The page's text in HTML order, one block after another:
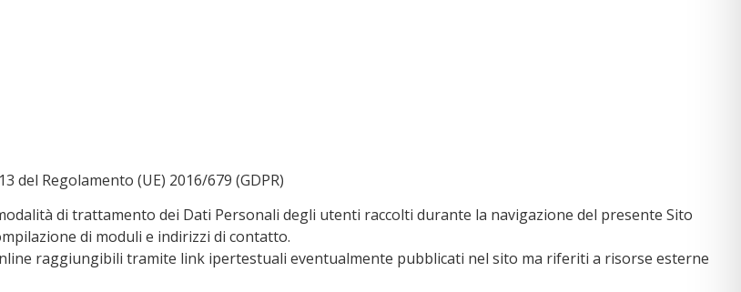
del Regolamento (UE) 2016/679 (GDPR)
di trattamento dei Dati Personali degli utenti raccolti durante la navigazione del presente Sito
di moduli e indirizzi di contatto.
raggiungibili tramite link ipertestuali eventualmente pubblicati nel sito ma riferiti a risorse esterne